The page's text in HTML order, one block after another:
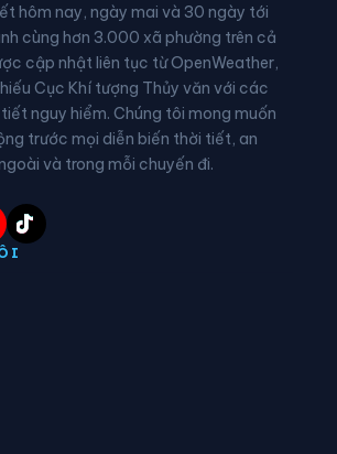
Xã Cà Đam
Xã Đăk Kôi
Xã Đăk Mar
Xã Đăk Pék
hôm nay, ngày mai và 30 ngày tới
cùng hơn 3.000 xã phường trên cả
cập nhật liên tục từ OpenWeather,
Cục Khí tượng Thủy văn với các
nguy hiểm. Chúng tôi mong muốn
trước mọi diễn biến thời tiết, an
và trong mỗi chuyến đi.